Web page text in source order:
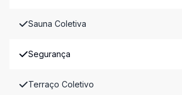
Sauna Coletiva
Segurança
Terraço Coletivo